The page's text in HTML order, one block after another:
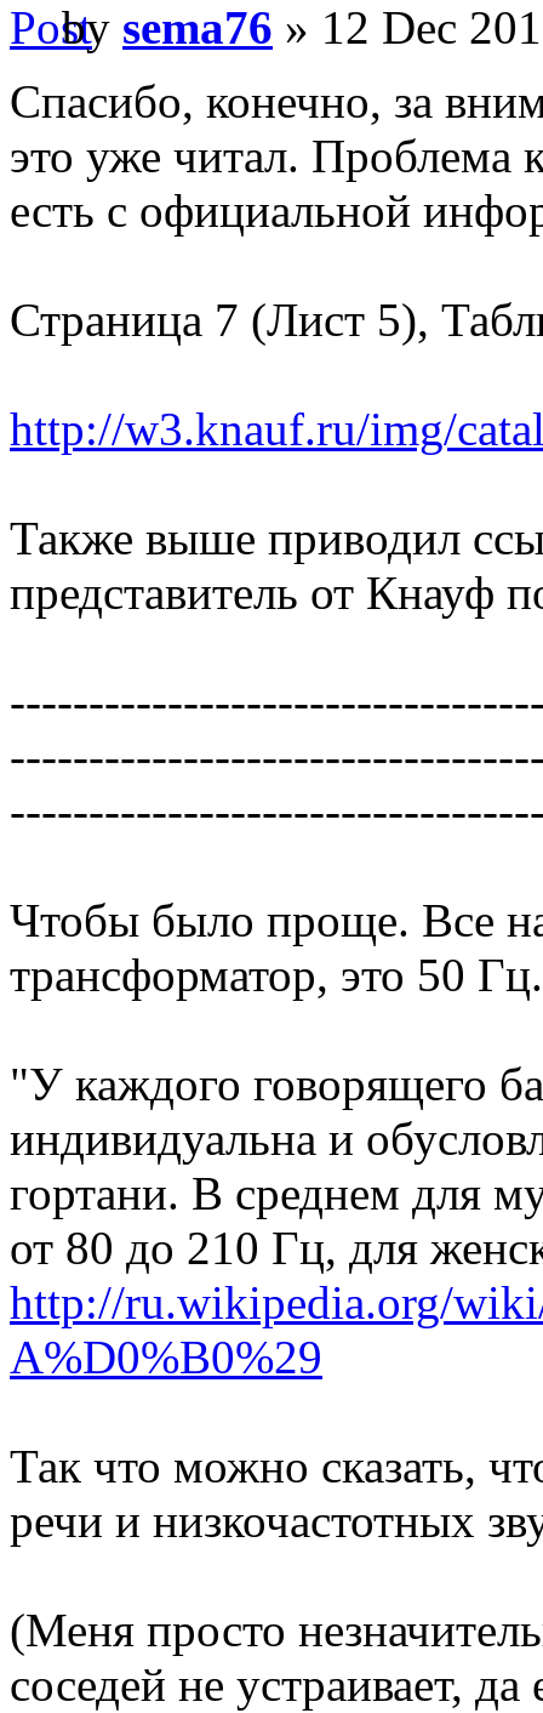
by sema76 » 12 Dec
Спасибо, конечно, за
это уже читал. Проблема
есть с официальной
Страница 7 (Лист 5),
http://w3.knauf.ru/img/
Также выше приводил
представитель от Кнауф
Чтобы было проще. Все
трансформатор, это 50 Гц.
"У каждого говорящего
индивидуальна и
гортани. В среднем для
от 80 до 210 Гц, для
http://ru.wikipedia.org/
A%D0%B0%29
Так что можно сказать,
речи и низкочастотных
(Меня просто
соседей не устраивает,